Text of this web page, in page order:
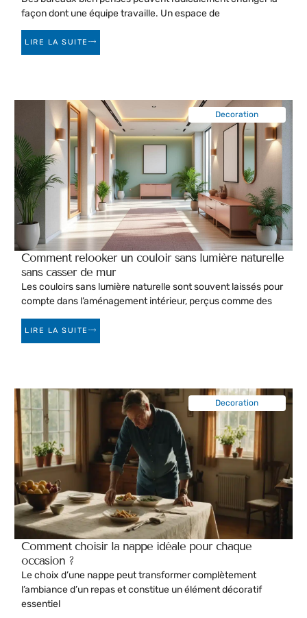
façon dont une équipe travaille. Un espace de
LIRE LA SUITE
Comment relooker un couloir sans lumière naturelle
sans casser de mur
Les couloirs sans lumière naturelle sont souvent laissés pour
compte dans l’aménagement intérieur, perçus comme des
LIRE LA SUITE
Decoration
Comment choisir la nappe idéale pour chaque
occasion ?
Le choix d’une nappe peut transformer complètement
l’ambiance d’un repas et constitue un élément décoratif
essentiel
Decoration